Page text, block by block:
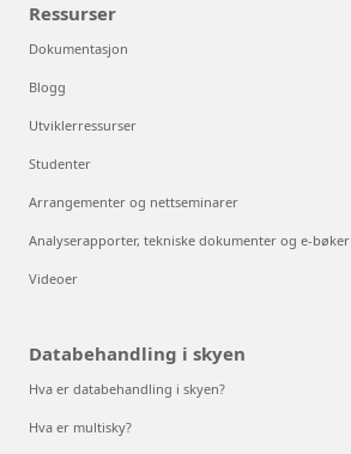
Ressurser
Dokumentasjon
Blogg
Utviklerressurser
Studenter
Arrangementer og nettseminarer
Analyserapporter, tekniske dokumenter og e-bøker
Videoer
Databehandling i skyen
Hva er databehandling i skyen?
Hva er multisky?